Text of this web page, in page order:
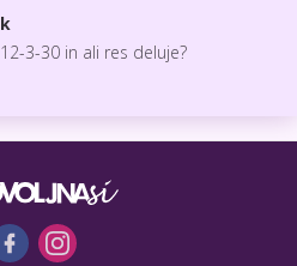
3-30 in ali res deluje?